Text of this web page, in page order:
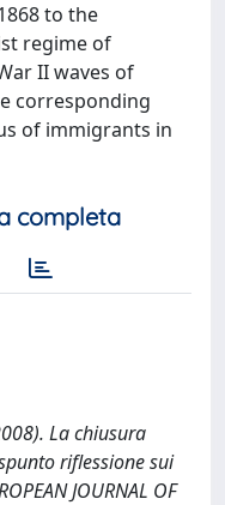
to the
regime of
II waves of
corresponding
of immigrants in
completa
La chiusura
riflessione sui
JOURNAL OF